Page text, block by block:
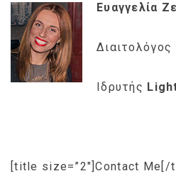
Ευαγγελία
Ιδρυτής
[title size=”2″]Contact Me[/